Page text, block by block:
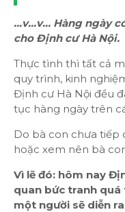
...v...v... Hàng ngày
cho Định cư Hà Nội.
Thực tình thì tất cả
quy trình, kinh
Định cư Hà Nội đều
tục hàng ngày trên
Do bà con chưa tiếp
hoặc xem nên bà
Vì lẽ đó: hôm nay
quan bức tranh quá
một người sẽ diễn